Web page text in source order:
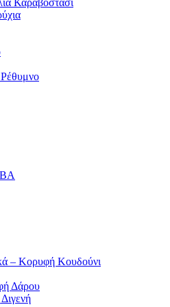
Καραβοστάσι
ΒΑ
– Κορυφή Κουδούνι
Δάρου